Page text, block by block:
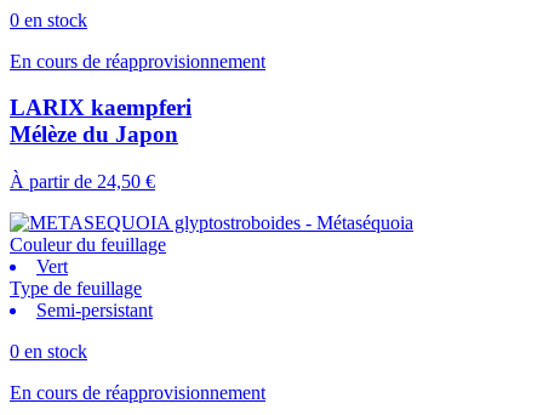
0 en stock
En cours de réapprovisionnement
LARIX kaempferi
Mélèze du Japon
À partir de 24,50 €
Couleur du feuillage
Vert
Type de feuillage
Semi-persistant
0 en stock
En cours de réapprovisionnement